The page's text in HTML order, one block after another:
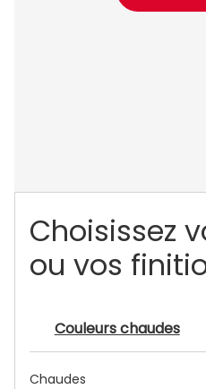
Choisissez
ou vos
Couleurs chaudes
Chaudes